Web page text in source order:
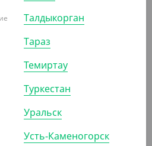
крафт без крышки
Талдыкорган
Тараз
Темиртау
Туркестан
Уральск
Усть-Каменогорск